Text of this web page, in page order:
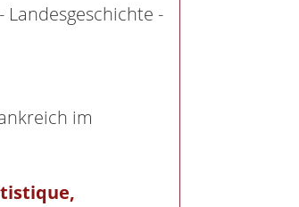
Landesgeschichte -
im